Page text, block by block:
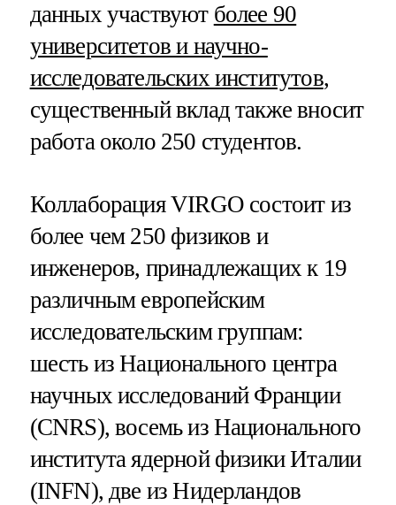
данных участвуют более 90
университетов и научно-
исследовательских институтов,
существенный вклад также вносит
работа около 250 студентов.
Коллаборация VIRGO состоит из
более чем 250 физиков и
инженеров, принадлежащих к 19
различным европейским
исследовательским группам:
шесть из Национального центра
научных исследований Франции
(CNRS), восемь из Национального
института ядерной физики Италии
(INFN), две из Нидерландов